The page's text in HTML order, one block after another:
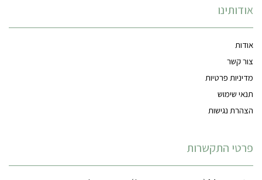
אודותינו
אודות
צור קשר
מדיניות פרטיות
תנאי שימוש
הצהרת נגישות
פרטי התקשרות